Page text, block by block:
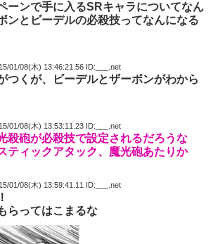
ーンで手に入るSRキャラについてなん
ンとビーデルの必殺技ってなんになる
01/08(木) 13:46:21.56 ID:___.net
つくが、ビーデルとザーボンがわから
01/08(木) 13:53:11.23 ID:___.net
殺砲が必殺技で設定されるだろうな
ティックアタック、魔光砲あたりか
01/08(木) 13:59:41.11 ID:___.net
らってはこまるな